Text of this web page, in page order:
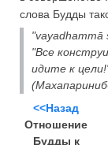
слова Будды
"vayadhammā
"Все
идите к
<<Назад
Отношение
Будды к